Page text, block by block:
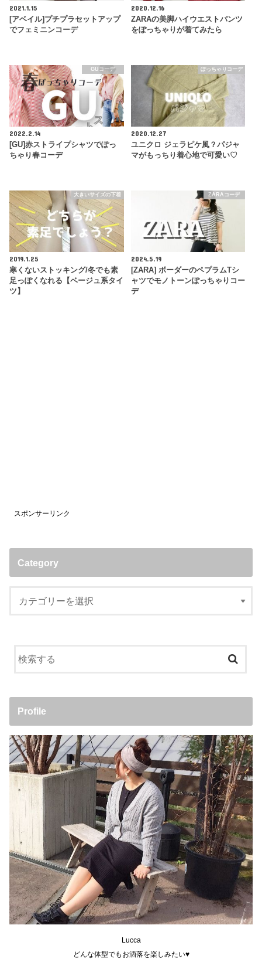
2021.1.15
[アベイル]プチプラセットアップ
でフェミニンコーデ
2020.12.16
ZARAの美脚ハイウエストパンツ
をぽっちゃりが着てみたら
GUコーデ
2022.2.14
[GU]赤ストライプシャツでぽっ
ちゃり春コーデ
ぽっちゃりコーデ
2020.12.27
ユニクロ ジェラピケ風？パジャ
マがもっちり着心地で可愛い♡
大きいサイズの下着
2019.1.25
寒くないストッキング/冬でも素
足っぽくなれる【ベージュ系タイ
ツ】
ZARAコーデ
2024.5.19
[ZARA] ボーダーのペプラムTシ
ャツでモノトーンぽっちゃりコー
デ
スポンサーリンク
Category
Profile
Lucca
どんな体型でもお洒落を楽しみたい♥